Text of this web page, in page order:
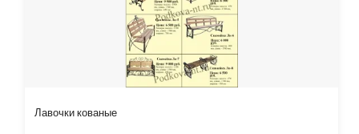
Лавочки кованые